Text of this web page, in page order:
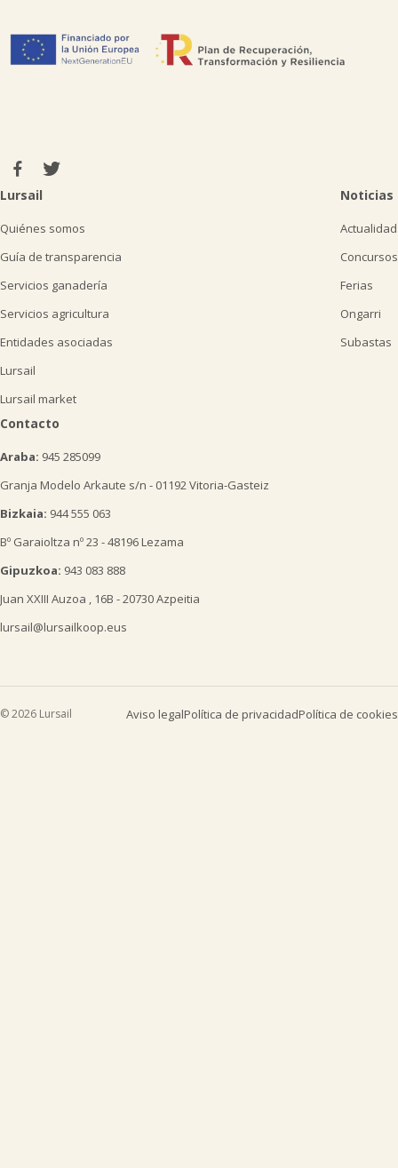
Lursail
Quiénes somos
Guía de transparencia
Servicios ganadería
Servicios agricultura
Entidades asociadas
Lursail
Lursail market
Noticias
Actualidad
Concursos
Ferias
Ongarri
Subastas
Contacto
Araba: 945 285099
Granja Modelo Arkaute s/n - 01192 Vitoria-Gasteiz
Bizkaia: 944 555 063
Bº Garaioltza nº 23 - 48196 Lezama
Gipuzkoa: 943 083 888
Juan XXIII Auzoa , 16B - 20730 Azpeitia
lursail@lursailkoop.eus
© 2026 Lursail Aviso legalPolítica de privacidadPolítica de cookies